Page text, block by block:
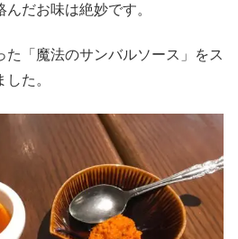
だお味は絶妙です。
た「魔法のサンバルソース」をス
た。